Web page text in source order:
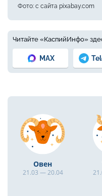
Фото: с сайта pixabay.com
Читайте «КаспийИнфо»
MAX
Овен
21.03 — 20.04